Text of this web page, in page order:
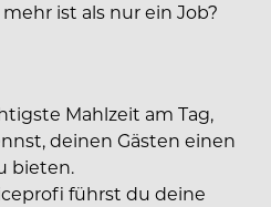
ist als nur ein Job?
Mahlzeit am Tag,
deinen Gästen einen
bieten.
führst du deine